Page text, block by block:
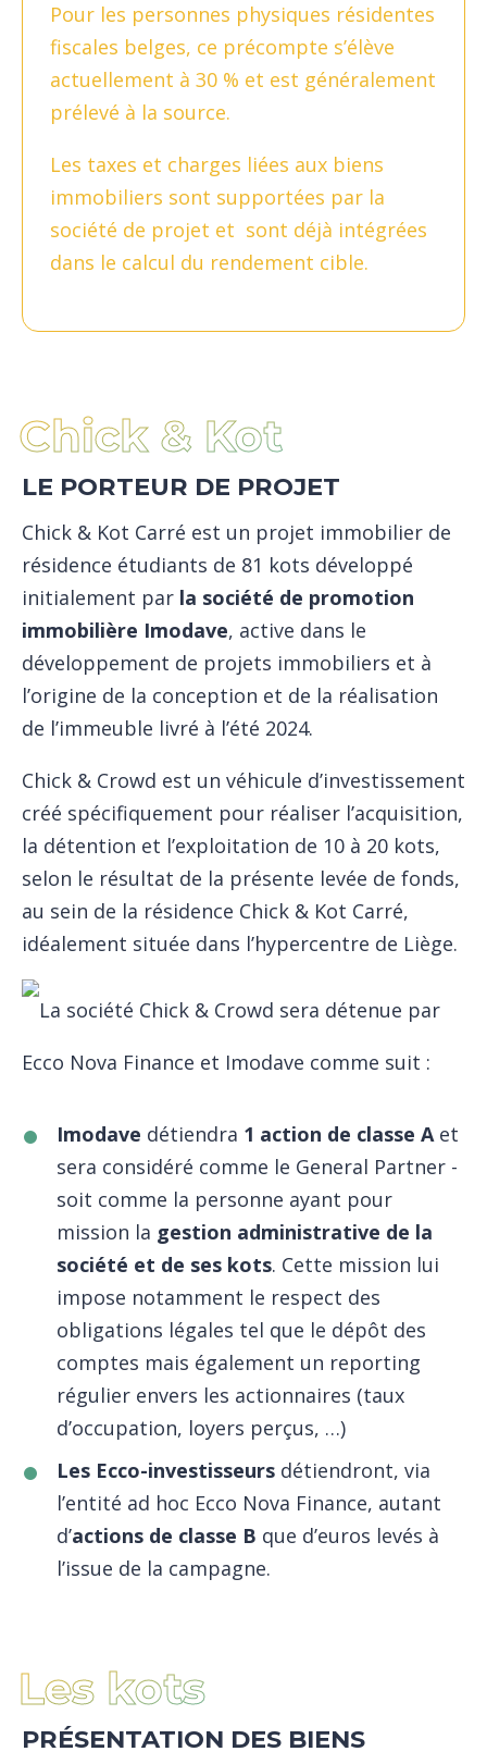
Pour les personnes physiques résidentes
fiscales belges, ce précompte s’élève
actuellement à 30 % et est généralement
prélevé à la source.
Les taxes et charges liées aux biens
immobiliers sont supportées par la
société de projet et sont déjà intégrées
dans le calcul du rendement cible.
Chick & Kot
LE PORTEUR DE PROJET
Chick & Kot Carré est un projet immobilier de
résidence étudiants de 81 kots développé
initialement par la société de promotion
immobilière Imodave, active dans le
développement de projets immobiliers et à
l’origine de la conception et de la réalisation
de l’immeuble livré à l’été 2024.
Chick & Crowd est un véhicule d’investissement
créé spécifiquement pour réaliser l’acquisition,
la détention et l’exploitation de 10 à 20 kots,
selon le résultat de la présente levée de fonds,
au sein de la résidence Chick & Kot Carré,
idéalement située dans l’hypercentre de Liège.
La société Chick & Crowd sera détenue par
Ecco Nova Finance et Imodave comme suit :
Imodave détiendra 1 action de classe Aet
sera considéré comme le General Partner -
soit comme la personne ayant pour
mission la gestion administrative de la
société et de ses kots. Cette mission lui
impose notamment le respect des
obligations légales tel que le dépôt des
comptes mais également un reporting
régulier envers les actionnaires (taux
d’occupation, loyers perçus, …)
Les Ecco-investisseurs détiendront, via
l’entité ad hoc Ecco Nova Finance, autant
d’actions de classe B que d’euros levés à
l’issue de la campagne.
Les kots
PRÉSENTATION DES BIENS